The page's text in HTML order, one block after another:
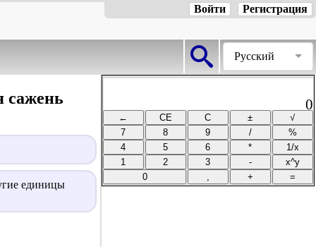
Регистрация
Войти
Русский
сажень
единицы
0